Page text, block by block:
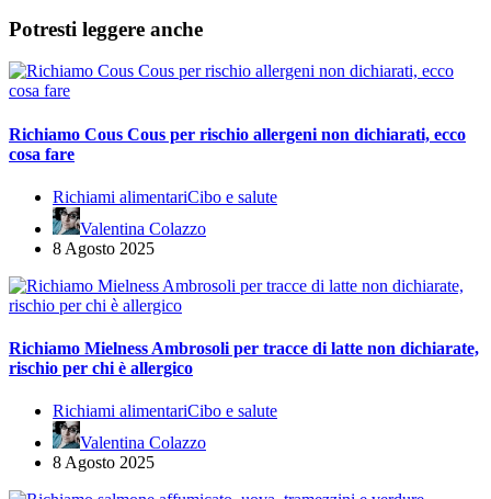
Potresti leggere anche
Richiamo Cous Cous per rischio allergeni non dichiarati, ecco
cosa fare
Richiami alimentariCibo e salute
Valentina Colazzo
8 Agosto 2025
Richiamo Mielness Ambrosoli per tracce di latte non dichiarate,
rischio per chi è allergico
Richiami alimentariCibo e salute
Valentina Colazzo
8 Agosto 2025